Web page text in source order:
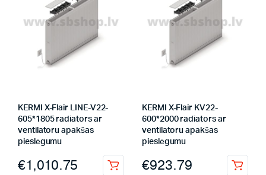
KERMI X-Flair LINE-V22-
605*1805 radiators ar
ventilatoru apakšas
pieslēgumu
€1,010.75
KERMI X-Flair KV22-
600*2000 radiators ar
ventilatoru apakšas
pieslēgumu
€923.79